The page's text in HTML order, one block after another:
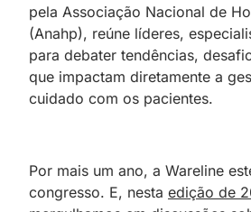
pela Associação Nacional de
(Anahp), reúne líderes,
para debater tendências,
que impactam diretamente a
cuidado com os pacientes.
Por mais um ano, a Wareline
congresso. E, nesta edição de